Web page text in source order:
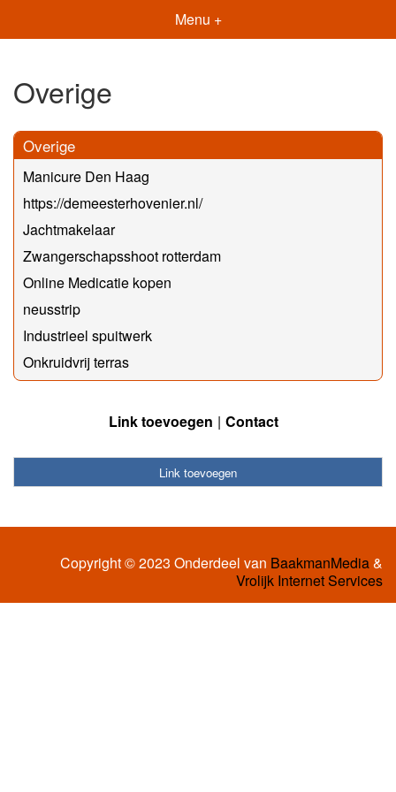
Menu +
Overige
Overige
Manicure Den Haag
https://demeesterhovenier.nl/
Jachtmakelaar
Zwangerschapsshoot rotterdam
Online Medicatie kopen
neusstrip
Industrieel spuitwerk
Onkruidvrij terras
Link toevoegen Contact
Link toevoegen
Copyright © 2023 Onderdeel van BaakmanMedia&
Vrolijk Internet Services